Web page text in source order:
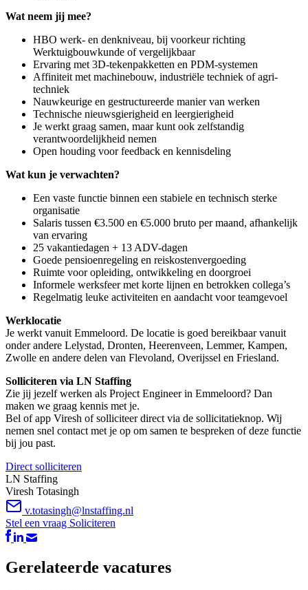
Wat neem jij mee?
HBO werk- en denkniveau, bij voorkeur richting
Werktuigbouwkunde of vergelijkbaar
Ervaring met 3D-tekenpakketten en PDM-systemen
Affiniteit met machinebouw, industriële techniek of agri-
techniek
Nauwkeurige en gestructureerde manier van werken
Technische nieuwsgierigheid en leergierigheid
Je werkt graag samen, maar kunt ook zelfstandig
verantwoordelijkheid nemen
Open houding voor feedback en kennisdeling
Wat kun je verwachten?
Een vaste functie binnen een stabiele en technisch sterke
organisatie
Salaris tussen €3.500 en €5.000 bruto per maand, afhankelijk
van ervaring
25 vakantiedagen + 13 ADV-dagen
Goede pensioenregeling en reiskostenvergoeding
Ruimte voor opleiding, ontwikkeling en doorgroei
Informele werksfeer met korte lijnen en betrokken collega’s
Regelmatig leuke activiteiten en aandacht voor teamgevoel
Werklocatie
Je werkt vanuit Emmeloord. De locatie is goed bereikbaar vanuit
onder andere Lelystad, Dronten, Heerenveen, Lemmer, Kampen,
Zwolle en andere delen van Flevoland, Overijssel en Friesland.
Solliciteren via LN Staffing
Zie jij jezelf werken als Project Engineer in Emmeloord? Dan
maken we graag kennis met je.
Bel of app Viresh of solliciteer direct via de sollicitatieknop. Wij
nemen snel contact met je op om samen te bespreken of deze functie
bij jou past.
Direct solliciteren
LN Staffing
Viresh Totasingh
v.totasingh@lnstaffing.nl
Stel een vraag Soliciteren
Gerelateerde vacatures